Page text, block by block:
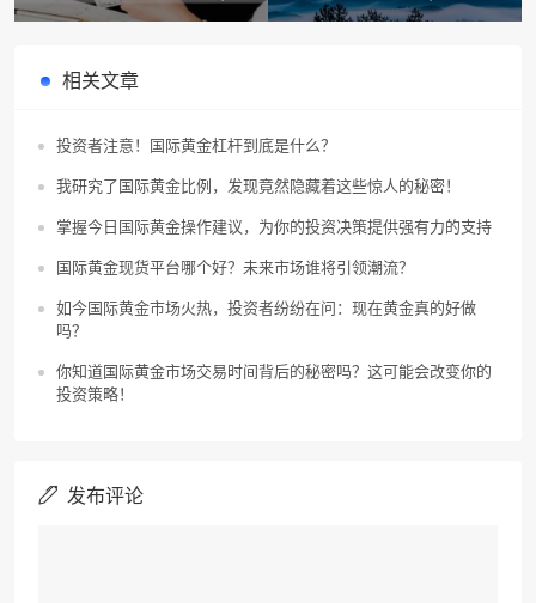
行掌银上购买贵金属首饰怎么退
属最贵)
相关文章
投资者注意！国际黄金杠杆到底是什么？
我研究了国际黄金比例，发现竟然隐藏着这些惊人的秘密！
掌握今日国际黄金操作建议，为你的投资决策提供强有力的支持
国际黄金现货平台哪个好？未来市场谁将引领潮流？
如今国际黄金市场火热，投资者纷纷在问：现在黄金真的好做
吗？
你知道国际黄金市场交易时间背后的秘密吗？这可能会改变你的
投资策略！
发布评论